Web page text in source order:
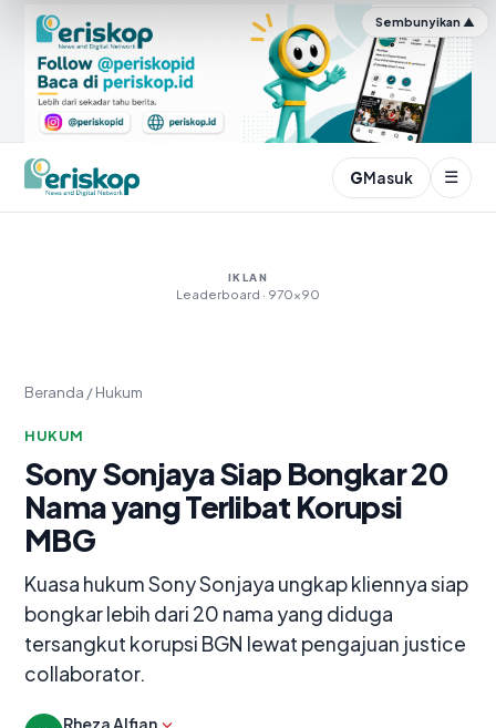
Sembunyikan ▲
Periskop.id GMasuk ☰
IKLAN
Leaderboard · 970×90
Beranda /Hukum
HUKUM
Sony Sonjaya Siap Bongkar 20
Nama yang Terlibat Korupsi
MBG
Kuasa hukum Sony Sonjaya ungkap kliennya siap
bongkar lebih dari 20 nama yang diduga
tersangkut korupsi BGN lewat pengajuan justice
collaborator.
Rheza AlfianTampilkan editor